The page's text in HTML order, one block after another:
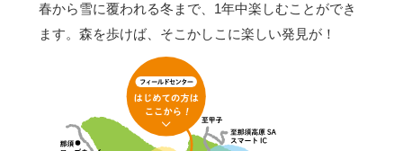
春から雪に覆われる冬まで、1年中楽しむことができ
ます。森を歩けば、そこかしこに楽しい発見が！